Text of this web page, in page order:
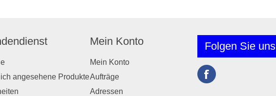
angesehene Produkte
Mein Konto
Mein Konto
Aufträge
Adressen
Folgen Sie uns